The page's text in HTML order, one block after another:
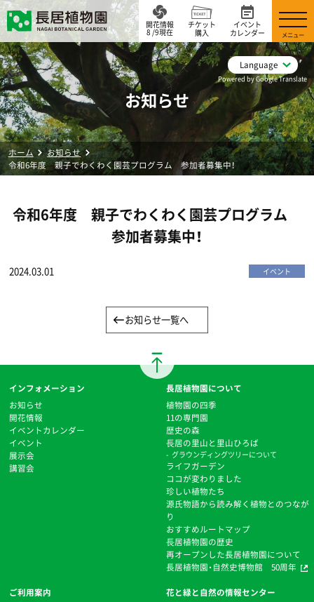
Language
Powered by Google Translate
開花情報
8 /9現在
チケット
購入
イベント
カレンダー
メニュー
お知らせ
ホーム
お知らせ
令和6年度 親子でわくわく園芸プログラム 参加者募集中！
令和6年度 親子でわくわく園芸プログラム
参加者募集中！
2024.03.01 イベント
お知らせ一覧へ
インフォメーション
お知らせ
開花情報
イベントカレンダー
イベント
展示会
講習会
長居植物園について
植物園の四季
11の専門園
歴史の森
⻑居の里山と里山ひろば
グラウンディングツリーについて
ライフガーデン
ココが変わりました
珍しい植物たち
源氏物語から読み解く植物とのつなが
り
おすすめルートマップ
⻑居植物園の歴史
再オープンした長居植物園について
長居植物園・自然史博物館 50周年
ご利用案内
花と緑と自然の情報センター